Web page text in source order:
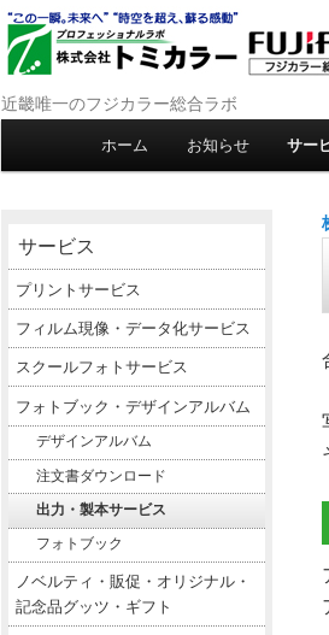
近畿唯一のフジカラー総合ラボ
メインコンテンツへ移
サブコンテンツへ移動
ホーム お知らせ サー
サービス
プリントサービス
フィルム現像・データ化サービス
スクールフォトサービス
フォトブック・デザインアルバム
デザインアルバム
注文書ダウンロード
出力・製本サービス
フォトブック
ノベルティ・販促・オリジナル・
記念品グッツ・ギフト